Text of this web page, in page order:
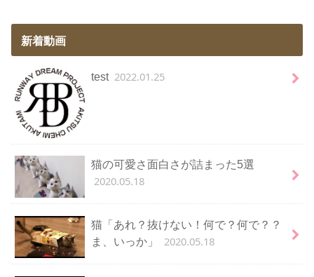
新着動画
test 2022.01.25
猫の可愛さ面白さが詰まった5選
2020.05.18
猫「あれ？抜けない！何で？何で？？
ま、いっか」
2020.05.18